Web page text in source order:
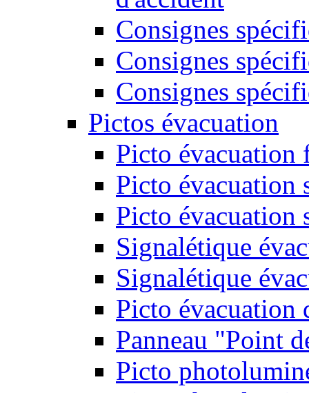
Consignes
Consignes
Consignes
Pictos évacuation
Picto évacuation
Picto évacuation
Picto évacuation
Signalétique
Signalétique
Picto évacuation
Panneau "Point
Picto